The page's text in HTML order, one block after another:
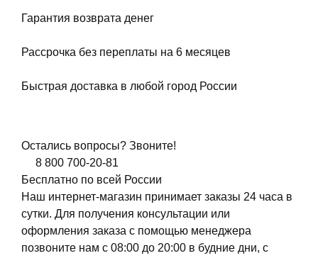
Гарантия возврата денег
Рассрочка без переплаты на 6 месяцев
Быстрая доставка в любой город России
Остались вопросы? Звоните!
8 800 700-20-81
Бесплатно по всей России
Наш интернет-магазин принимает заказы 24 часа в
сутки. Для получения консультации или
оформления заказа с помощью менеджера
позвоните нам с 08:00 до 20:00 в будние дни, с